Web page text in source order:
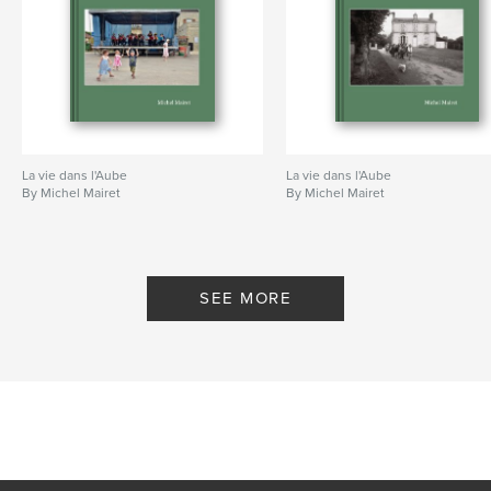
La vie dans l'Aube
By Michel Mairet
La vie dans l'Aube
By Michel Mairet
SEE MORE